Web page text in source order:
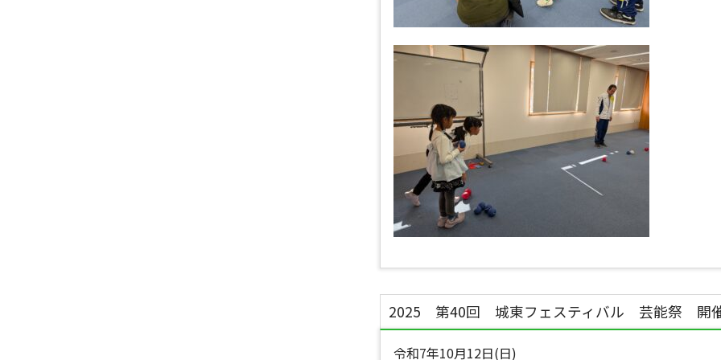
2025 第40回 城東フェスティバル 芸能祭 開
令和7年10月12日(日)